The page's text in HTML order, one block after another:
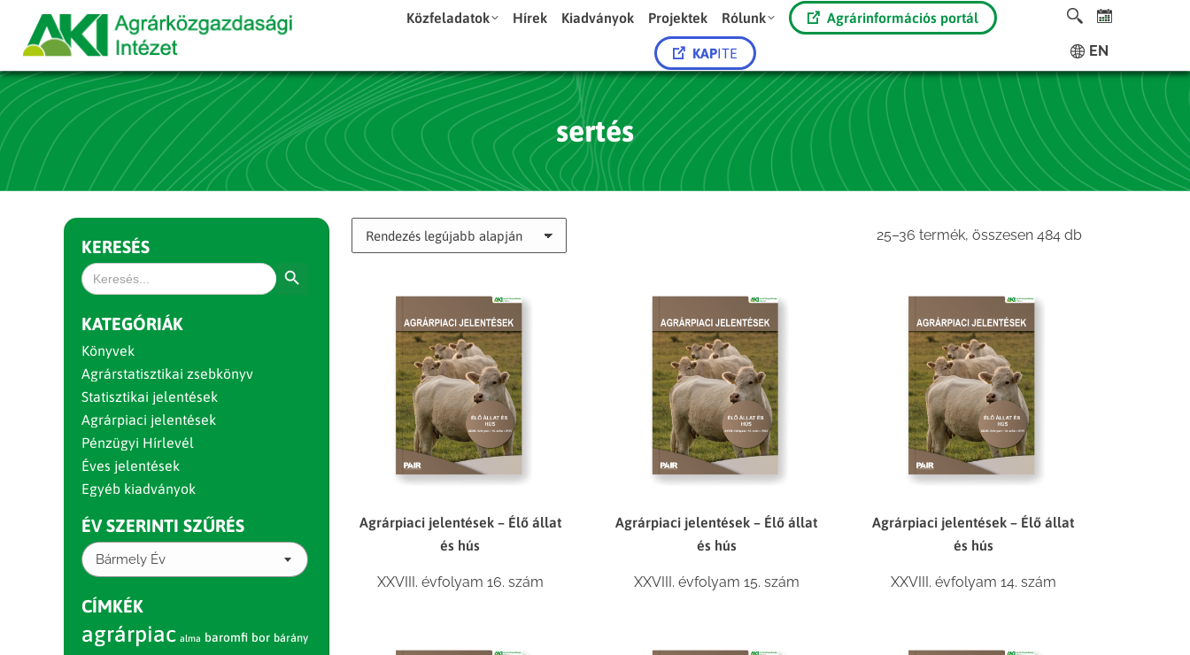
Közfeladatok Hírek Kiadványok Projektek Rólunk Agrárinformációs portál
KAPITE EN
sertés
25–36 termék, összesen 484 dbSorted
Agrárpiaci jelentések – Élő állat
és hús
XXVIII. évfolyam 16. szám
Agrárpiaci jelentések – Élő állat
és hús
XXVIII. évfolyam 15. szám
Agrárpiaci jelentések – Élő állat
és hús
XXVIII. évfolyam 14. szám
KERESÉS
Search
for:
KATEGÓRIÁK
Könyvek
Agrárstatisztikai zsebkönyv
Statisztikai jelentések
Agrárpiaci jelentések
Pénzügyi Hírlevél
Éves jelentések
Egyéb kiadványok
ÉV SZERINTI SZŰRÉS
Bármely Év
CÍMKÉK
agrárpiac alma baromfi bor bárány